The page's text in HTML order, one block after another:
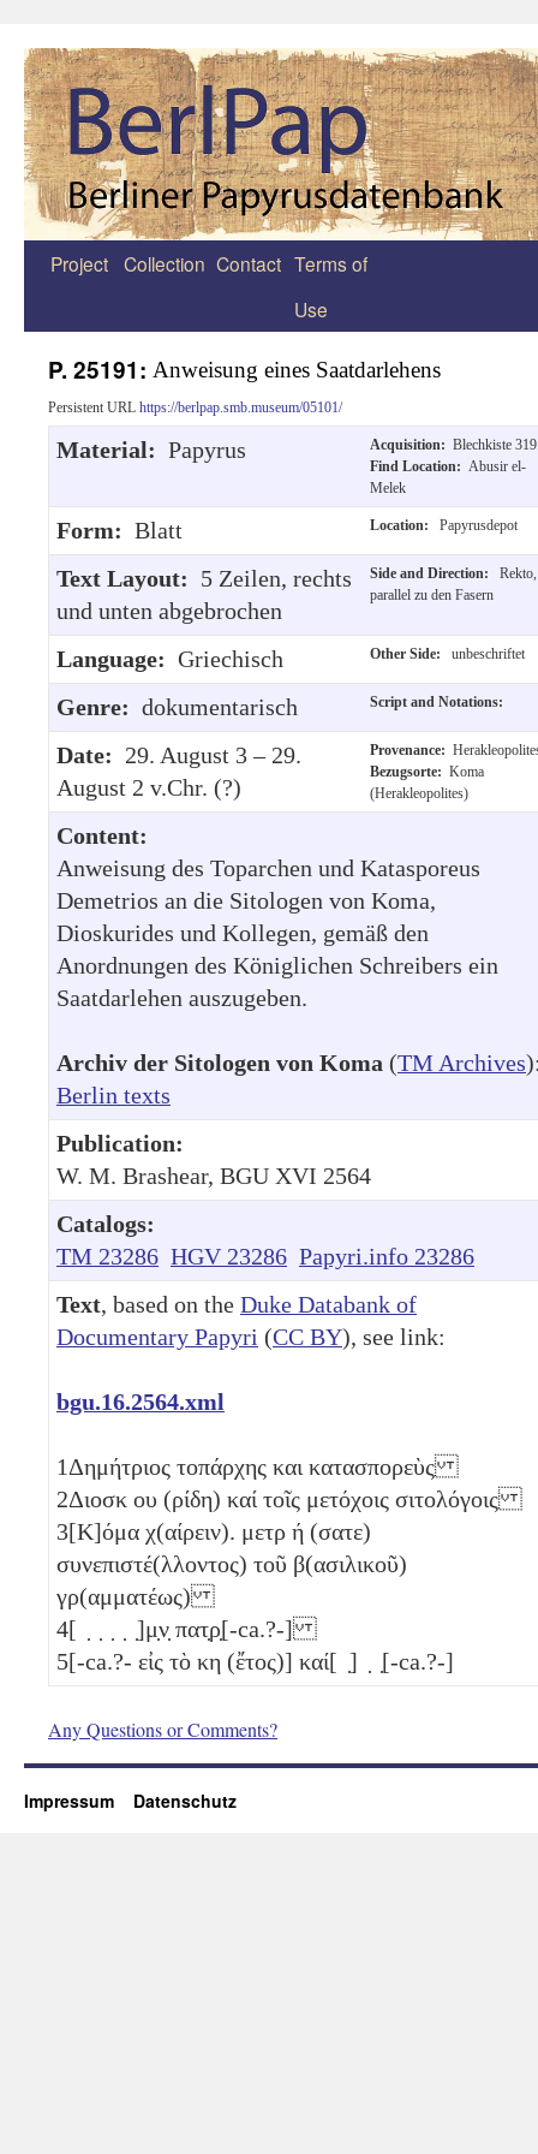
Zum
Project Collection Contact Terms of
Use
P. 25191: Anweisung eines Saatdarlehens
Persistent URL https://berlpap.smb.museum/05101/
Material: Papyrus Acquisition: Blechkiste
Find Location: Abusir el-
Melek
Form: Blatt Location: Papyrusdepot
Text Layout: 5 Zeilen, rechts
und unten abgebrochen
Side and Direction:
Rekto,
parallel zu den Fasern
Language: Griechisch Other Side: unbeschriftet
Genre: dokumentarisch Script and Notations:
Date: 29. August 3 – 29.
August 2 v.Chr. (?)
Provenance:
Bezugsorte: Koma
(Herakleopolites)
Content:
Anweisung des Toparchen und Katasporeus
Demetrios an die Sitologen von Koma,
Dioskurides und Kollegen, gemäß den
Anordnungen des Königlichen Schreibers ein
Saatdarlehen auszugeben.
Archiv der Sitologen von Koma (TM Archives
Berlin texts
Publication:
W. M. Brashear, BGU XVI 2564
Catalogs:
TM 23286 HGV 23286 Papyri.info 23286
Text, based on the Duke Databank of
Documentary Papyri (CC BY), see link:
bgu.16.2564.xml
1Δημήτριος τοπάρχης και κατασπορεὺς
2Διοσκ ου (ρίδη) καί τοῖς μετόχοις σιτολόγοις
3[Κ]όμα χ(αίρειν). μετρ ή (σατε)
συνεπιστέ(λλοντος) τοῦ β(ασιλικοῦ)
γρ(αμματέως)
4[ ̣ ̣ ̣ ̣ ̣]μ̣ν̣ πατ̣ρ̣[-ca.?-]
5[-ca.?- εἰς τὸ κη (ἔτος)] καί[ ̣] ̣ ̣[-ca.?-]
Any Questions or Comments?
Impressum Datenschutz